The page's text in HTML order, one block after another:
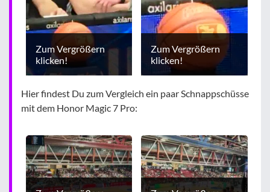
Zum Vergrößern
klicken!
Zum Vergrößern
klicken!
Hier findest Du zum Vergleich ein paar Schnappschüsse
mit dem Honor Magic 7 Pro: